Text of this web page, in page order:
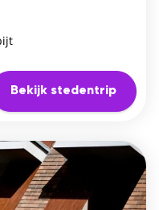
Bekijk stedentrip